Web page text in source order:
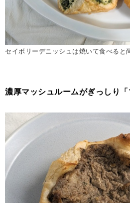
セイボリーデニッシュは焼いて食べる
濃厚マッシュルームがぎっしり「